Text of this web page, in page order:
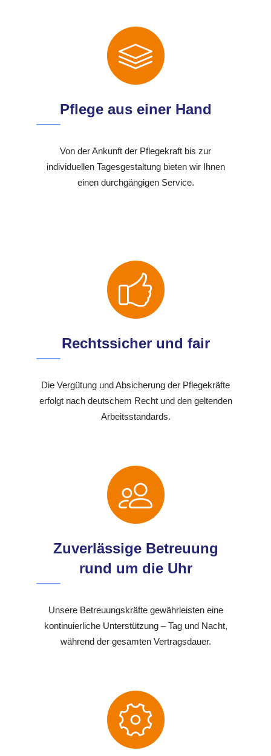
Pflege aus einer Hand
Von der Ankunft der Pflegekraft bis zur
individuellen Tagesgestaltung bieten wir Ihnen
einen durchgängigen Service.
Rechtssicher und fair
Die Vergütung und Absicherung der Pflegekräfte
erfolgt nach deutschem Recht und den geltenden
Arbeitsstandards.
Zuverlässige Betreuung
rund um die Uhr
Unsere Betreuungskräfte gewährleisten eine
kontinuierliche Unterstützung – Tag und Nacht,
während der gesamten Vertragsdauer.